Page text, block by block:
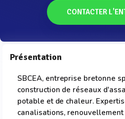
CONTACTER
Présentation
SBCEA, entreprise bretonne
construction de réseaux
potable et de chaleur.
canalisations,